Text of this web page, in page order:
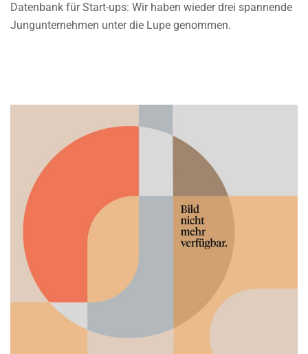
Datenbank für Start-ups: Wir haben wieder drei spannende
Jungunternehmen unter die Lupe genommen.